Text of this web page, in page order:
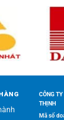
CÔNG
THỊNH
Mã số